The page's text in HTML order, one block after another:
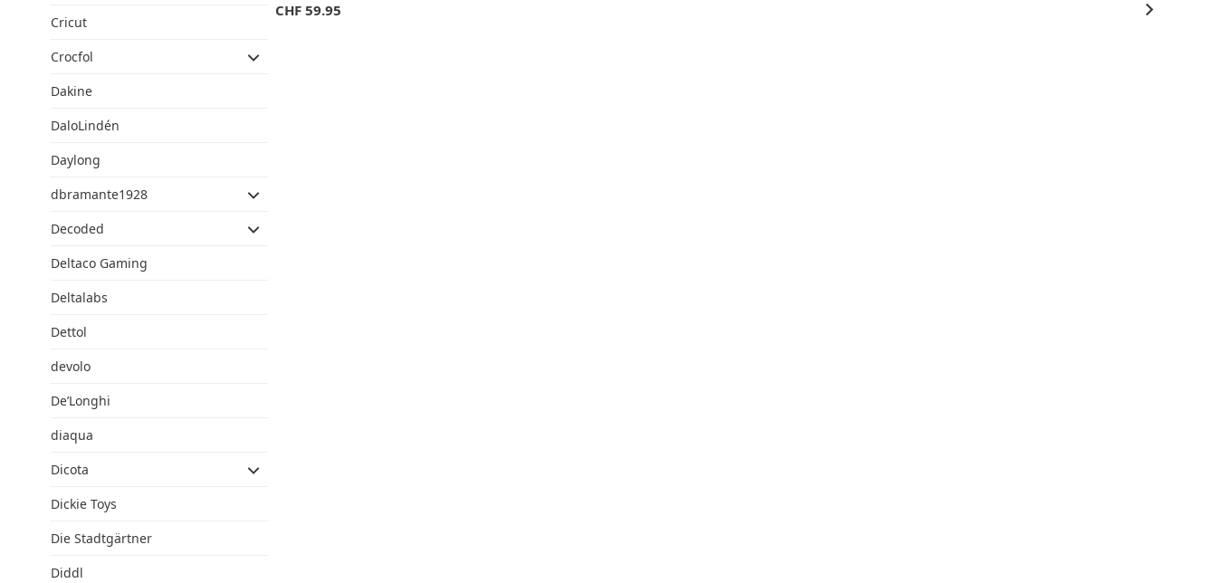
Cricut
Crocfol
Dakine
DaloLindén
Daylong
dbramante1928
Decoded
Deltaco Gaming
Deltalabs
Dettol
devolo
De’Longhi
diaqua
Dicota
Dickie Toys
Die Stadtgärtner
Diddl
CHF 59.95